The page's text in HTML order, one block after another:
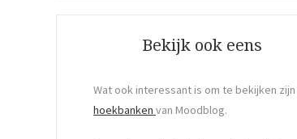
Bekijk ook eens
Wat ook interessant is om te bekijken
hoekbanken van Moodblog.